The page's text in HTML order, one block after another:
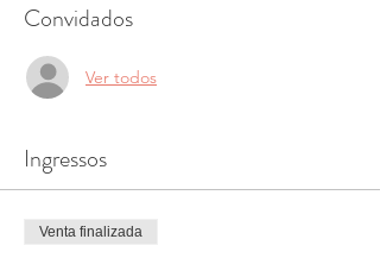
Convidados
Ver todos
Ingressos
Venta finalizada